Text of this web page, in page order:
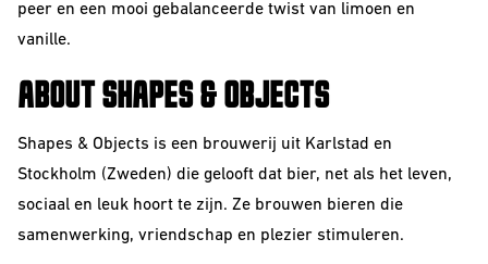
peer en een mooi gebalanceerde twist van limoen en
vanille.
ABOUT SHAPES & OBJECTS
Shapes & Objects is een brouwerij uit Karlstad en
Stockholm (Zweden) die gelooft dat bier, net als het leven,
sociaal en leuk hoort te zijn. Ze brouwen bieren die
samenwerking, vriendschap en plezier stimuleren.